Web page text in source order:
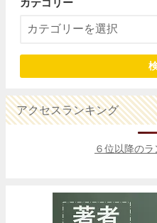
カテゴリー
アクセスランキング
６位以降の